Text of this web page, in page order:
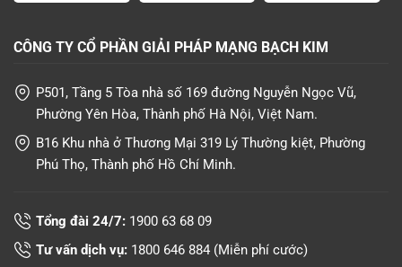
CÔNG TY CỔ PHẦN GIẢI PHÁP MẠNG BẠCH KIM
P501, Tầng 5 Tòa nhà số 169 đường Nguyễn Ngọc Vũ,
Phường Yên Hòa, Thành phố Hà Nội, Việt Nam.
B16 Khu nhà ở Thương Mại 319 Lý Thường kiệt, Phường
Phú Thọ, Thành phố Hồ Chí Minh.
Tổng đài 24/7: 1900 63 68 09
Tư vấn dịch vụ: 1800 646 884 (Miễn phí cước)